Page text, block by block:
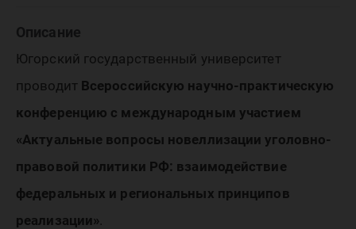
Описание
Югорский государственный университет
проводит Всероссийскую научно-практическую
конференцию с международным участием
«Актуальные вопросы новеллизации уголовно-
правовой политики РФ: взаимодействие
федеральных и региональных принципов
реализации».